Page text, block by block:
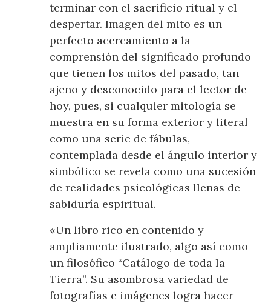
terminar con el sacrificio ritual y el
despertar. Imagen del mito es un
perfecto acercamiento a la
comprensión del significado profundo
que tienen los mitos del pasado, tan
ajeno y desconocido para el lector de
hoy, pues, si cualquier mitología se
muestra en su forma exterior y literal
como una serie de fábulas,
contemplada desde el ángulo interior y
simbólico se revela como una sucesión
de realidades psicológicas llenas de
sabiduría espiritual.
«Un libro rico en contenido y
ampliamente ilustrado, algo así como
un filosófico “Catálogo de toda la
Tierra”. Su asombrosa variedad de
fotografías e imágenes logra hacer